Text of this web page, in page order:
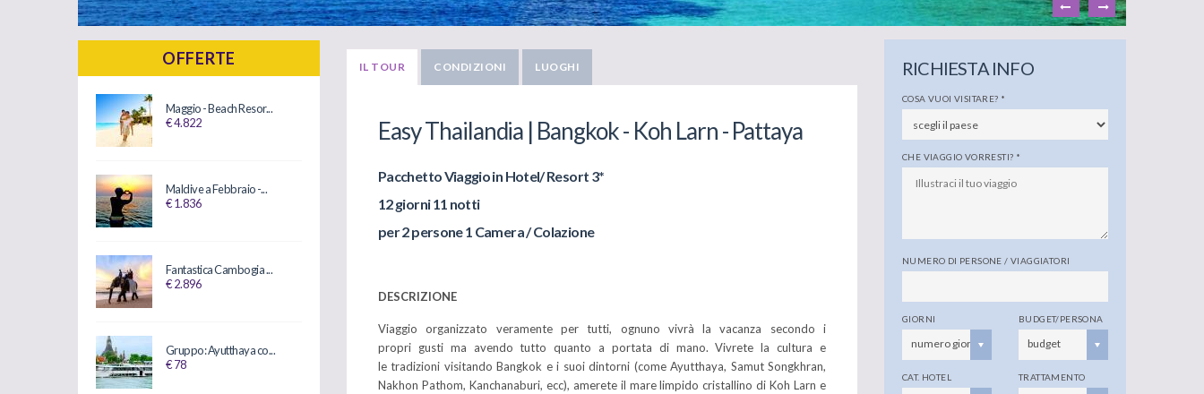
OFFERTE
Maggio - Beach Resor...
€ 4.822
Maldive a Febbraio -...
€ 1.836
Fantastica Cambogia ...
€ 2.896
Gruppo: Ayutthaya co...
€ 78
IL TOUR CONDIZIONI LUOGHI
Easy Thailandia | Bangkok - Koh Larn - Pattaya
Pacchetto Viaggio in Hotel/ Resort 3*
12 giorni 11 notti
per 2 persone 1 Camera / Colazione
DESCRIZIONE
Viaggio organizzato veramente per tutti, ognuno vivrà la vacanza secondo i
propri gusti ma avendo tutto quanto a portata di mano. Vivrete la cultura e
le tradizioni visitando Bangkok e i suoi dintorni (come Ayutthaya, Samut Songkhran,
Nakhon Pathom, Kanchanaburi, ecc), amerete il mare limpido cristallino di Koh Larn e
RICHIESTA INFO
COSA VUOI VISITARE? *
CHE VIAGGIO VORRESTI? *
NUMERO DI PERSONE / VIAGGIATORI
GIORNI
numero giorni
BUDGET/PERSONA
budget
CAT. HOTEL TRATTAMENTO